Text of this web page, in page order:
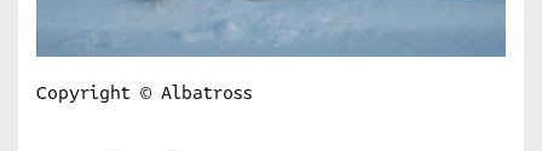
Copyright © Albatross